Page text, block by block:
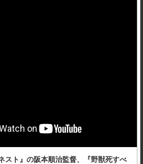
スト』の阪本順治監督、『野獣死すべ